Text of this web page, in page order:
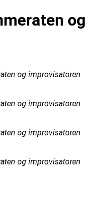
og
og improvisatoren
og improvisatoren
og improvisatoren
og improvisatoren